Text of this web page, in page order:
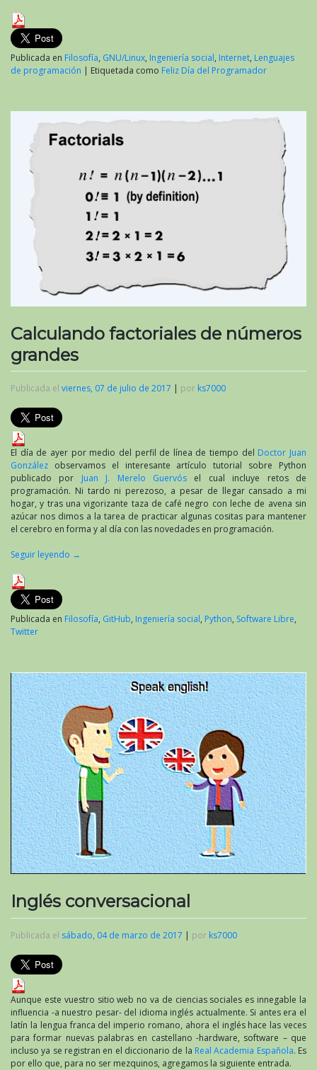
Publicada en Filosofía, GNU/Linux, Ingeniería social, Internet, Lenguajes
de programación | Etiquetada como Feliz Día del Programador
Calculando factoriales de números
grandes
Publicada el viernes, 07 de julio de 2017 | por ks7000
El día de ayer por medio del perfil de línea de tiempo del Doctor Juan
González observamos el interesante artículo tutorial sobre Python
publicado por Juan J. Merelo Guervós el cual incluye retos de
programación. Ni tardo ni perezoso, a pesar de llegar cansado a mi
hogar, y tras una vigorizante taza de café negro con leche de avena sin
azúcar nos dimos a la tarea de practicar algunas cositas para mantener
el cerebro en forma y al día con las novedades en programación.
Seguir leyendo →
Publicada en Filosofía, GitHub, Ingeniería social, Python, Software Libre,
Twitter
Inglés conversacional
Publicada el sábado, 04 de marzo de 2017 | por ks7000
Aunque este vuestro sitio web no va de ciencias sociales es innegable la
influencia -a nuestro pesar- del idioma inglés actualmente. Si antes era el
latín la lengua franca del imperio romano, ahora el inglés hace las veces
para formar nuevas palabras en castellano -hardware, software – que
incluso ya se registran en el diccionario de la Real Academia Española. Es
por ello que, para no ser mezquinos, agregamos la siguiente entrada.